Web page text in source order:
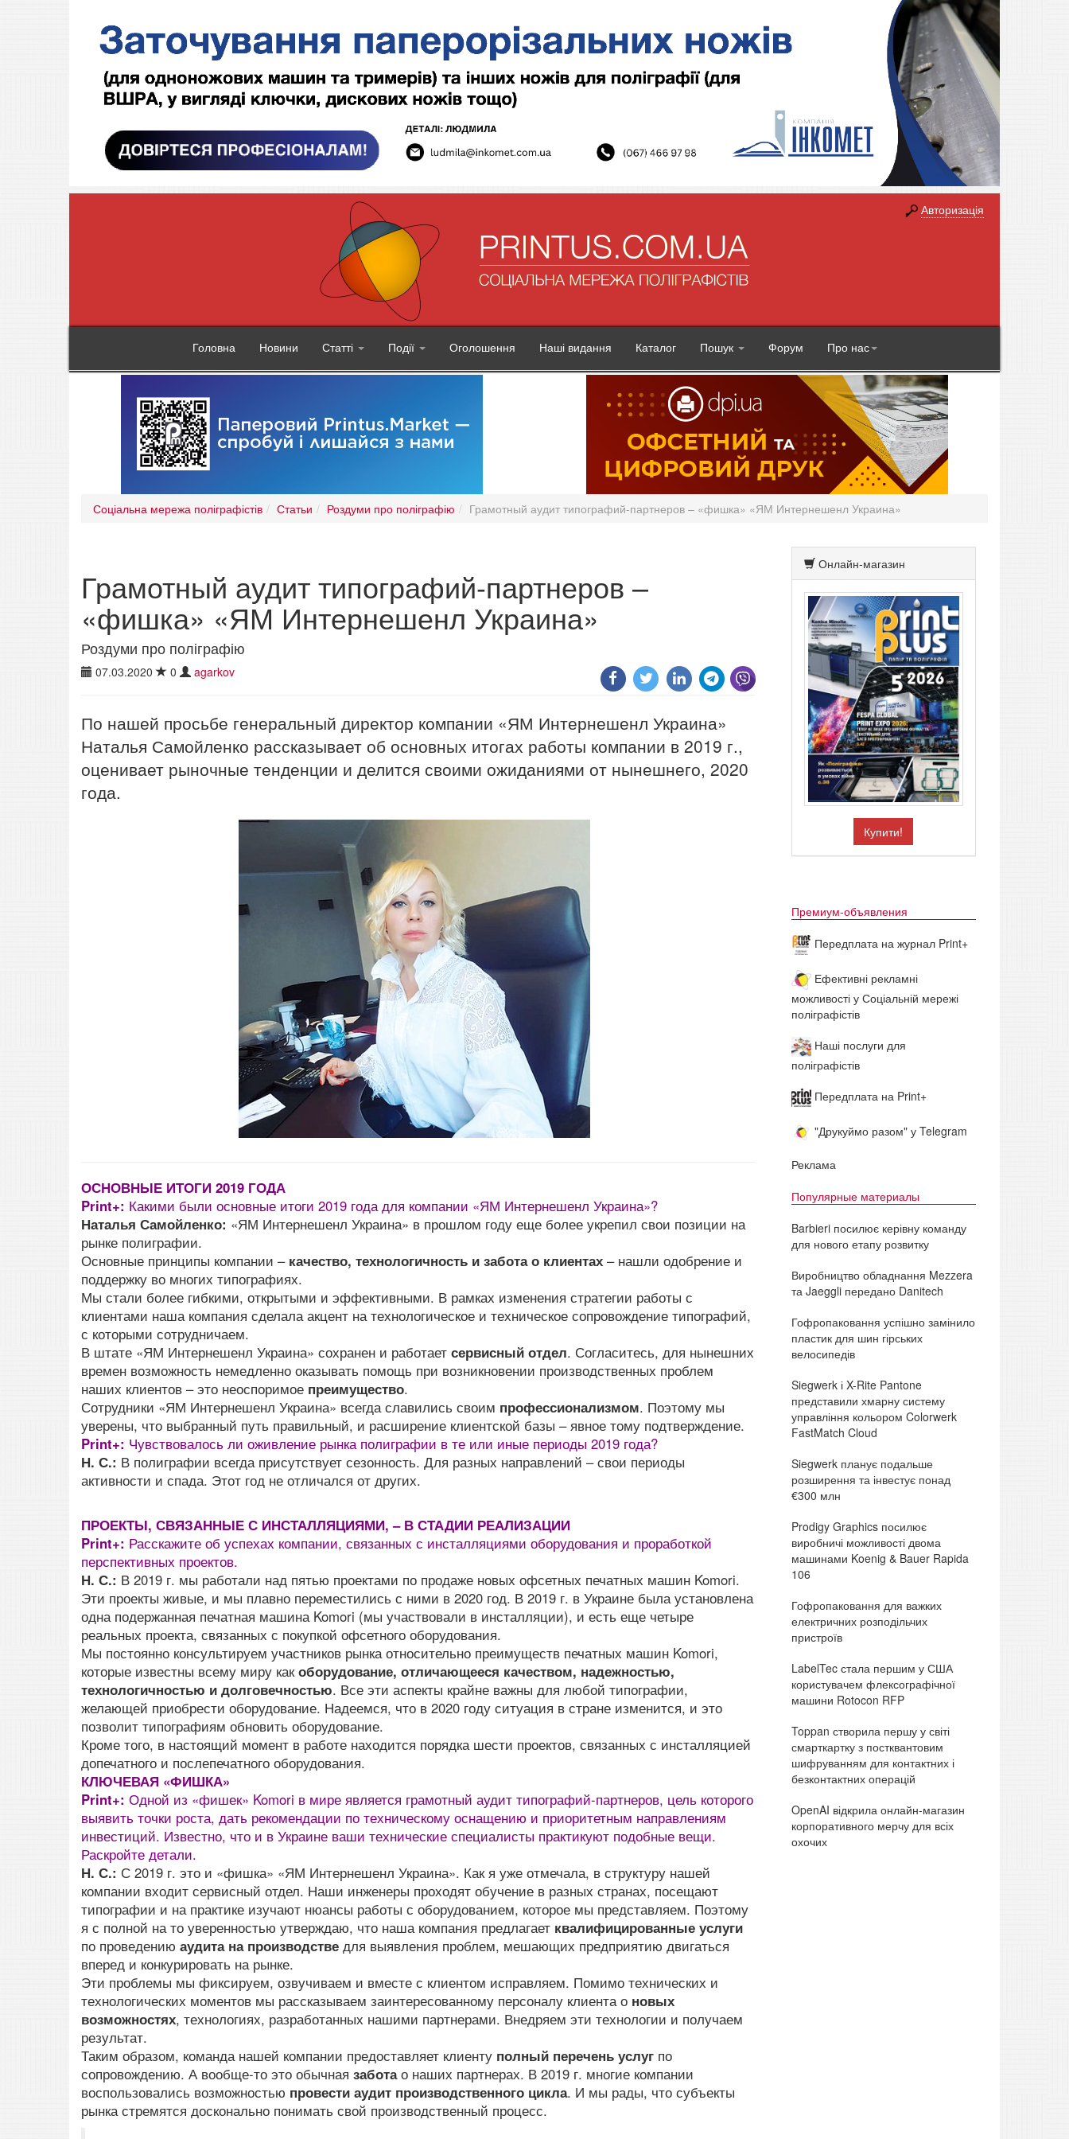
Авторизація
Головна Новини Статті Події Оголошення Наші видання Каталог Пошук Форум Про нас
Соціальна мережа поліграфістів Статьи Роздуми про поліграфію Грамотный аудит типографий-партнеров – «фишка» «ЯМ Интернешенл Украина»
Грамотный аудит типографий-партнеров –
«фишка» «ЯМ Интернешенл Украина»
Роздуми про поліграфію
07.03.2020 0 agarkov
По нашей просьбе генеральный директор компании «ЯМ Интернешенл Украина»
Наталья Самойленко рассказывает об основных итогах работы компании в 2019 г.,
оценивает рыночные тенденции и делится своими ожиданиями от нынешнего, 2020
года.
ОСНОВНЫЕ ИТОГИ 2019 ГОДА
Print+: Какими были основные итоги 2019 года для компании «ЯМ Интернешенл Украина»?
Наталья Самойленко: «ЯМ Интернешенл Украина» в прошлом году еще более укрепил свои позиции на
рынке полиграфии.
Основные принципы компании – качество, технологичность и забота о клиентах – нашли одобрение и
поддержку во многих типографиях.
Мы стали более гибкими, открытыми и эффективными. В рамках изменения стратегии работы с
клиентами наша компания сделала акцент на технологическое и техническое сопровождение типографий,
с которыми сотрудничаем.
В штате «ЯМ Интернешенл Украина» сохранен и работает сервисный отдел. Согласитесь, для нынешних
времен возможность немедленно оказывать помощь при возникновении производственных проблем
наших клиентов – это неоспоримое преимущество.
Сотрудники «ЯМ Интернешенл Украина» всегда славились своим профессионализмом. Поэтому мы
уверены, что выбранный путь правильный, и расширение клиентской базы – явное тому подтверждение.
Print+: Чувствовалось ли оживление рынка полиграфии в те или иные периоды 2019 года?
Н. С.: В полиграфии всегда присутствует сезонность. Для разных направлений – свои периоды
активности и спада. Этот год не отличался от других.
ПРОЕКТЫ, СВЯЗАННЫЕ С ИНСТАЛЛЯЦИЯМИ, – В СТАДИИ РЕАЛИЗАЦИИ
Print+: Расскажите об успехах компании, связанных с инсталляциями оборудования и проработкой
перспективных проектов.
Н. С.: В 2019 г. мы работали над пятью проектами по продаже новых офсетных печатных машин Komori.
Эти проекты живые, и мы плавно переместились с ними в 2020 год. В 2019 г. в Украине была установлена
одна подержанная печатная машина Komori (мы участвовали в инсталляции), и есть еще четыре
реальных проекта, связанных с покупкой офсетного оборудования.
Мы постоянно консультируем участников рынка относительно преимуществ печатных машин Komori,
которые известны всему миру какоборудование, отличающееся качеством, надежностью,
технологичностью и долговечностью. Все эти аспекты крайне важны для любой типографии,
желающей приобрести оборудование. Надеемся, что в 2020 году ситуация в стране изменится, и это
позволит типографиям обновить оборудование.
Кроме того, в настоящий момент в работе находится порядка шести проектов, связанных с инсталляцией
допечатного и послепечатного оборудования.
КЛЮЧЕВАЯ «ФИШКА»
Print+: Одной из «фишек» Komori в мире является грамотный аудит типографий-партнеров, цель которого
выявить точки роста, дать рекомендации по техническому оснащению и приоритетным направлениям
инвестиций. Известно, что и в Украине ваши технические специалисты практикуют подобные вещи.
Раскройте детали.
Н. С.: С 2019 г. это и «фишка» «ЯМ Интернешенл Украина». Как я уже отмечала, в структуру нашей
компании входит сервисный отдел. Наши инженеры проходят обучение в разных странах, посещают
типографии и на практике изучают нюансы работы с оборудованием, которое мы представляем. Поэтому
я с полной на то уверенностью утверждаю, что наша компания предлагает квалифицированные услуги
по проведению аудита на производстве для выявления проблем, мешающих предприятию двигаться
вперед и конкурировать на рынке.
Эти проблемы мы фиксируем, озвучиваем и вместе с клиентом исправляем. Помимо технических и
технологических моментов мы рассказываем заинтересованному персоналу клиента о новых
возможностях, технологиях, разработанных нашими партнерами. Внедряем эти технологии и получаем
результат.
Таким образом, команда нашей компании предоставляет клиенту полный перечень услуг по
сопровождению. А вообще-то это обычная заботао наших партнерах. В 2019 г. многие компании
воспользовались возможностью провести аудит производственного цикла. И мы рады, что субъекты
рынка стремятся досконально понимать свой производственный процесс.
Онлайн-магазин
Купити!
Премиум-объявления
Передплата на журнал Print+
Ефективні рекламні
можливості у Соціальній мережі
поліграфістів
Наші послуги для
поліграфістів
Передплата на Print+
"Друкуймо разом" у Telegram
Реклама
Популярные материалы
Barbieri посилює керівну команду
для нового етапу розвитку
Виробництво обладнання Mezzera
та Jaeggli передано Danitech
Гофропаковання успішно замінило
пластик для шин гірських
велосипедів
Siegwerk і X-Rite Pantone
представили хмарну систему
управління кольором Colorwerk
FastMatch Cloud
Siegwerk планує подальше
розширення та інвестує понад
€300 млн
Prodigy Graphics посилює
виробничі можливості двома
машинами Koenig & Bauer Rapida
106
Гофропаковання для важких
електричних розподільчих
пристроїв
LabelTec стала першим у США
користувачем флексографічної
машини Rotocon RFP
Toppan створила першу у світі
смарткартку з постквантовим
шифруванням для контактних і
безконтактних операцій
OpenAI відкрила онлайн-магазин
корпоративного мерчу для всіх
охочих